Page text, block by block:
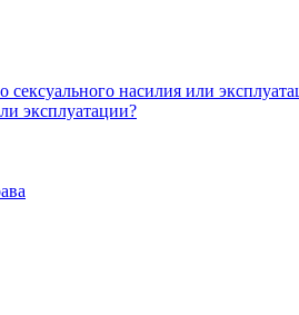
насилия или
эксплуатации?